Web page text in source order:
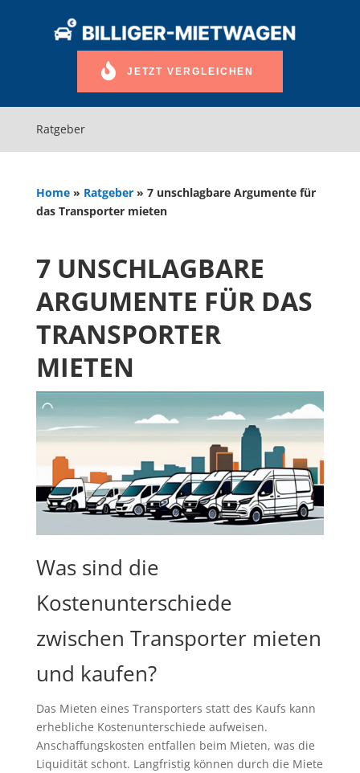
JETZT VERGLEICHEN
Ratgeber
Home» Ratgeber» 7 unschlagbare Argumente für
das Transporter mieten
7 UNSCHLAGBARE
ARGUMENTE FÜR DAS
TRANSPORTER
MIETEN
Was sind die
Kostenunterschiede
zwischen Transporter mieten
und kaufen?
Das Mieten eines Transporters statt des Kaufs kann
erhebliche Kostenunterschiede aufweisen.
Anschaffungskosten entfallen beim Mieten, was die
Liquidität schont. Langfristig können durch die Miete